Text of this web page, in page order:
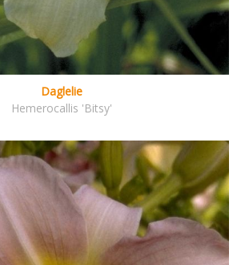
Daglelie
Hemerocallis 'Bitsy'